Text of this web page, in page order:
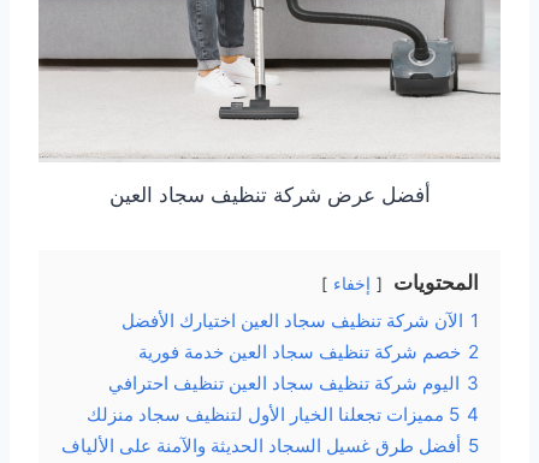
أفضل عرض شركة تنظيف سجاد العين
المحتويات إخفاء
1 الآن شركة تنظيف سجاد العين اختيارك الأفضل
2 خصم شركة تنظيف سجاد العين خدمة فورية
3 اليوم شركة تنظيف سجاد العين تنظيف احترافي
4 5 مميزات تجعلنا الخيار الأول لتنظيف سجاد منزلك
5 أفضل طرق غسيل السجاد الحديثة والآمنة على الألياف